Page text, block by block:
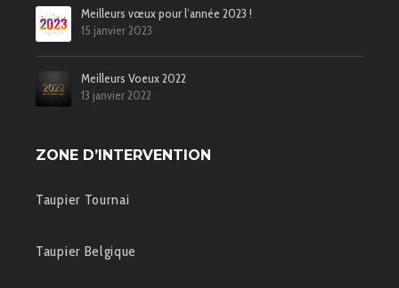
Meilleurs vœux pour l’année 2023 !
15 janvier 2023
Meilleurs Voeux 2022
13 janvier 2022
ZONE D’INTERVENTION
Taupier Tournai
Taupier Belgique